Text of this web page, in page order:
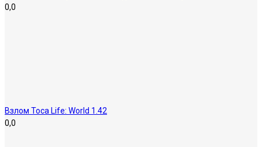
0,0
Взлом Toca Life: World 1.42
0,0